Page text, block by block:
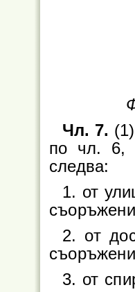
Чл. 7.
по чл. 6,
следва:
1. от
2. от
3. от